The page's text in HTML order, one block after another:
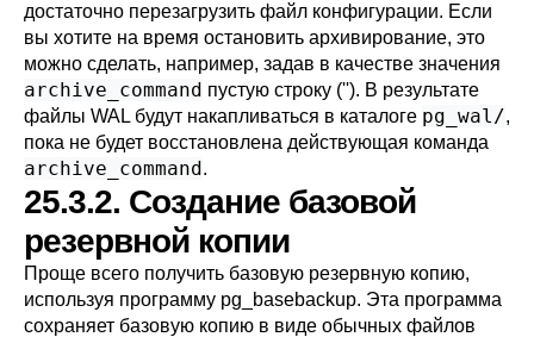
достаточно перезагрузить файл конфигурации. Если
вы хотите на время остановить архивирование, это
можно сделать, например, задав в качестве значения
archive_command пустую строку (''). В результате
файлы WAL будут накапливаться в каталоге pg_wal/,
пока не будет восстановлена действующая команда
archive_command.
25.3.2. Создание базовой
резервной копии
Проще всего получить базовую резервную копию,
используя программу pg_basebackup. Эта программа
сохраняет базовую копию в виде обычных файлов